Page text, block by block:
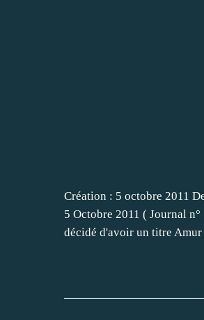
Création : 5 octobre 2011
5 Octobre 2011 ( Journal
décidé d'avoir un titre Amur